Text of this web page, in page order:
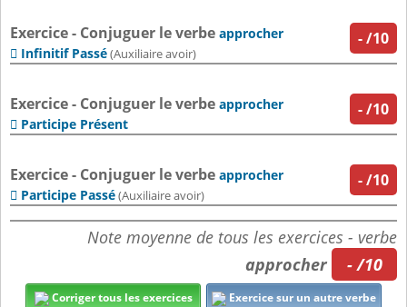
-/10
Exercice - Conjuguer le verbe approcher
 Infinitif Passé(Auxiliaire avoir)
-/10
Exercice - Conjuguer le verbe approcher
 Participe Présent
-/10
Exercice - Conjuguer le verbe approcher
 Participe Passé(Auxiliaire avoir)
Note moyenne de tous les exercices - verbe
approcher
- /10
Corriger tous les exercices Exercice sur un autre verbe